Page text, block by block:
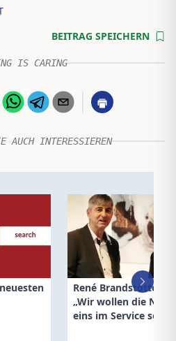
BEITRAG SPEICHERN
IS CARING
AUCH INTERESSIEREN
René Brandstötter,
„Wir wollen die
eins im Service sein“